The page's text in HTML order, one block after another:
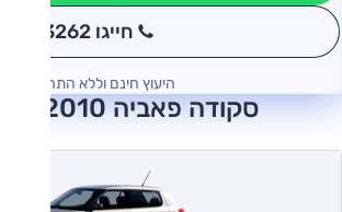
חייגו 3262
היעוץ חינם וללא התחייבות
סקודה פאביה 2010 חוות דעת